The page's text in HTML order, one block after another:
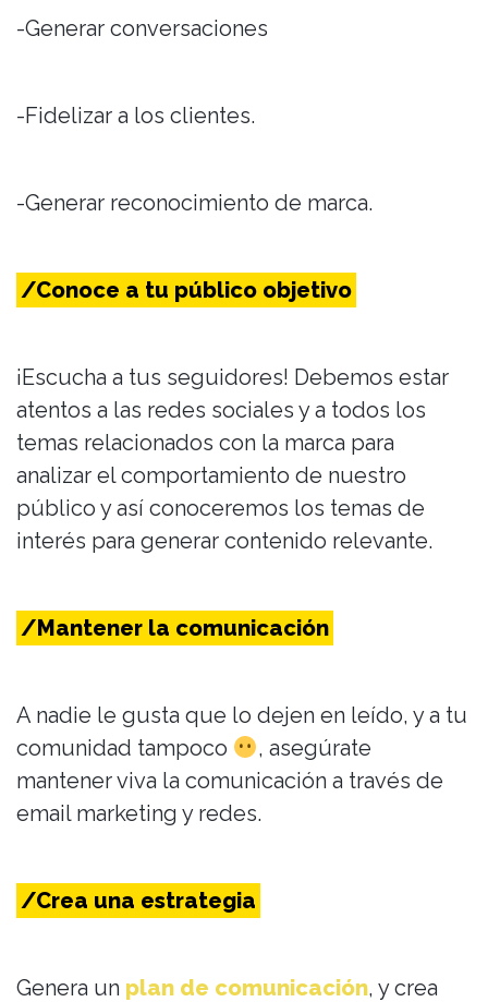
-Generar conversaciones
-Fidelizar a los clientes.
-Generar reconocimiento de marca.
/Conoce a tu público objetivo
¡Escucha a tus seguidores! Debemos estar
atentos a las redes sociales y a todos los
temas relacionados con la marca para
analizar el comportamiento de nuestro
público y así conoceremos los temas de
interés para generar contenido relevante.
/Mantener la comunicación
A nadie le gusta que lo dejen en leído, y a tu
comunidad tampoco
, asegúrate
mantener viva la comunicación a través de
email marketing y redes.
/Crea una estrategia
Genera un plan de comunicación, y crea